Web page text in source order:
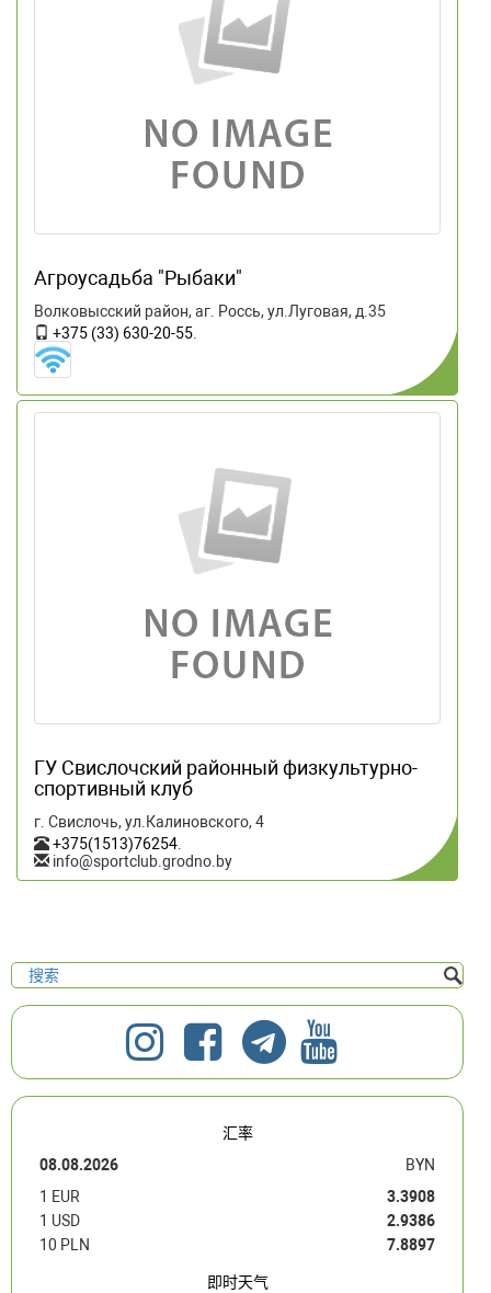
Агроусадьба "Рыбаки"
Волковысский район, аг. Россь, ул.Луговая, д.35
+375 (33) 630-20-55
ГУ Свислочский районный физкультурно-
спортивный клуб
г. Свислочь, ул.Калиновского, 4
+375(1513)76254
info@sportclub.grodno.by
汇率
08.08.2026
BYN
1 EUR
3.3908
1 USD
2.9386
10 PLN
7.8897
即时天气